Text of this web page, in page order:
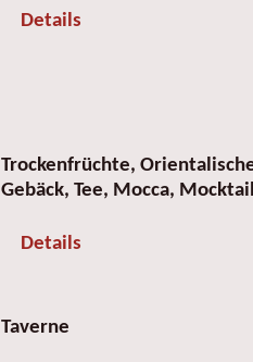
Details
Trockenfrüchte,
Gebäck, Tee, Mocca,
Details
Taverne